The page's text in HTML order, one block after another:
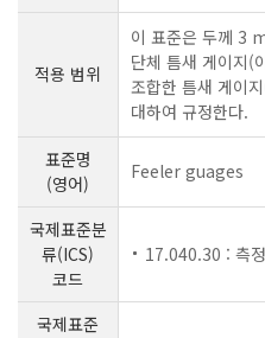
적용 범위
이 표준은 두께 3
단체 틈새 게이지(
조합한 틈새 게이
대하여 규정한다.
표준명
(영어)
Feeler guages
국제표준분
류(ICS)
코드
17.040.30 : 측
국제표준